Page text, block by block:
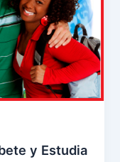
y Estudia